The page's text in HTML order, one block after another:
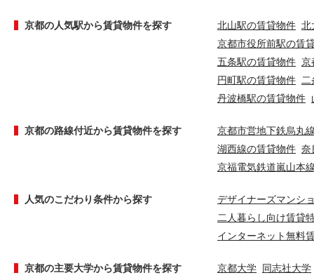
京都の人気駅から賃貸物件を探す 北山駅の賃貸物件 北
京都市役所前駅の賃
五条駅の賃貸物件 京
円町駅の賃貸物件 二
丹波橋駅の賃貸物件
京都の路線付近から賃貸物件を探す
京都市営地下鉄烏丸
湖西線の賃貸物件 奈
京福電気鉄道嵐山本
人気のこだわり条件から探す
デザイナーズマンシ
二人暮らし向け賃貸
インターネット無料
京都の主要大学から賃貸物件を探す 京都大学 同志社大学